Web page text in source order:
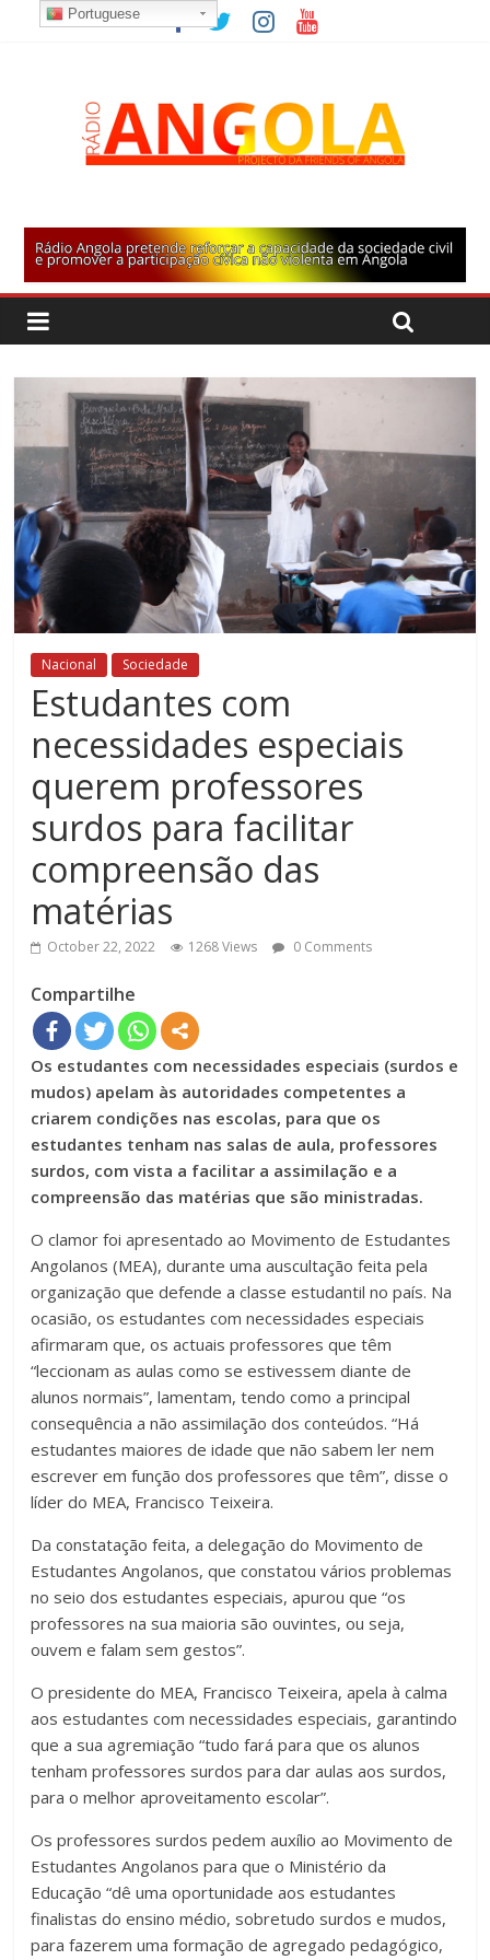
Nacional Sociedade
Estudantes com
necessidades especiais
querem professores
surdos para facilitar
compreensão das
matérias
October 22, 2022 1268 Views 0 Comments
Compartilhe
Os estudantes com necessidades especiais (surdos e
mudos) apelam às autoridades competentes a
criarem condições nas escolas, para que os
estudantes tenham nas salas de aula, professores
surdos, com vista a facilitar a assimilação e a
compreensão das matérias que são ministradas.
O clamor foi apresentado ao Movimento de Estudantes
Angolanos (MEA), durante uma auscultação feita pela
organização que defende a classe estudantil no país. Na
ocasião, os estudantes com necessidades especiais
afirmaram que, os actuais professores que têm
“leccionam as aulas como se estivessem diante de
alunos normais”, lamentam, tendo como a principal
consequência a não assimilação dos conteúdos. “Há
estudantes maiores de idade que não sabem ler nem
escrever em função dos professores que têm”, disse o
líder do MEA, Francisco Teixeira.
Da constatação feita, a delegação do Movimento de
Estudantes Angolanos, que constatou vários problemas
no seio dos estudantes especiais, apurou que “os
professores na sua maioria são ouvintes, ou seja,
ouvem e falam sem gestos”.
O presidente do MEA, Francisco Teixeira, apela à calma
aos estudantes com necessidades especiais, garantindo
que a sua agremiação “tudo fará para que os alunos
tenham professores surdos para dar aulas aos surdos,
para o melhor aproveitamento escolar”.
Os professores surdos pedem auxílio ao Movimento de
Estudantes Angolanos para que o Ministério da
Educação “dê uma oportunidade aos estudantes
finalistas do ensino médio, sobretudo surdos e mudos,
para fazerem uma formação de agregado pedagógico,
Portuguese